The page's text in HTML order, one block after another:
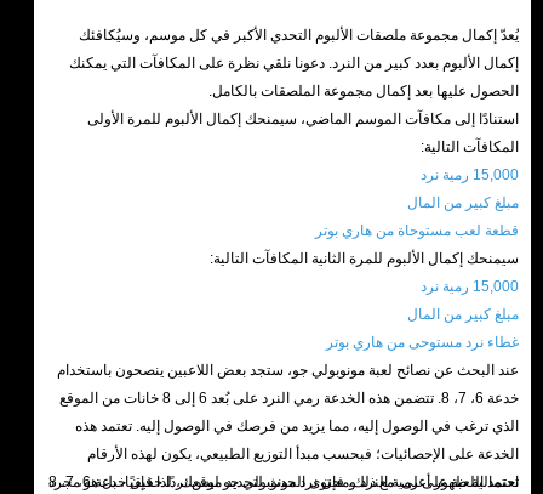
يُعدّ إكمال مجموعة ملصقات الألبوم التحدي الأكبر في كل موسم، وسيُكافئك
إكمال الألبوم بعدد كبير من النرد. دعونا نلقي نظرة على المكافآت التي يمكنك
الحصول عليها بعد إكمال مجموعة الملصقات بالكامل.
استنادًا إلى مكافآت الموسم الماضي، سيمنحك إكمال الألبوم للمرة الأولى
المكافآت التالية:
15,000 رمية نرد
مبلغ كبير من المال
قطعة لعب مستوحاة من هاري بوتر
سيمنحك إكمال الألبوم للمرة الثانية المكافآت التالية:
15,000 رمية نرد
مبلغ كبير من المال
غطاء نرد مستوحى من هاري بوتر
عند البحث عن نصائح لعبة مونوبولي جو، ستجد بعض اللاعبين ينصحون باستخدام
خدعة 6، 7، 8. تتضمن هذه الخدعة رمي النرد على بُعد 6 إلى 8 خانات من الموقع
الذي ترغب في الوصول إليه، مما يزيد من فرصك في الوصول إليه. تعتمد هذه
الخدعة على الإحصائيات؛ فبحسب مبدأ التوزيع الطبيعي، يكون لهذه الأرقام
احتمالية ظهور أعلى. مع ذلك، فإن نرد مونوبولي جو ليس نردًا حقيقيًا، بل هو مجرد
تعتمد اللعبة على رمية النرد ومحتوى الحدث لتحديد موقعك، لذا فإن خدعة 6، 7، 8